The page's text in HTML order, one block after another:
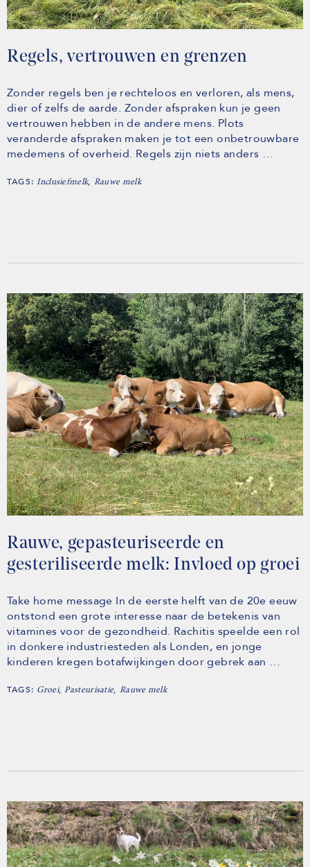
Regels, vertrouwen en grenzen
Zonder regels ben je rechteloos en verloren, als mens,
dier of zelfs de aarde. Zonder afspraken kun je geen
vertrouwen hebben in de andere mens. Plots
veranderde afspraken maken je tot een onbetrouwbare
medemens of overheid. Regels zijn niets anders …
TAGS:Inclusiefmelk, Rauwe melk
Rauwe, gepasteuriseerde en
gesteriliseerde melk: Invloed op groei
Take home message In de eerste helft van de 20e eeuw
ontstond een grote interesse naar de betekenis van
vitamines voor de gezondheid. Rachitis speelde een rol
in donkere industriesteden als Londen, en jonge
kinderen kregen botafwijkingen door gebrek aan …
TAGS: Groei,Pasteurisatie, Rauwe melk